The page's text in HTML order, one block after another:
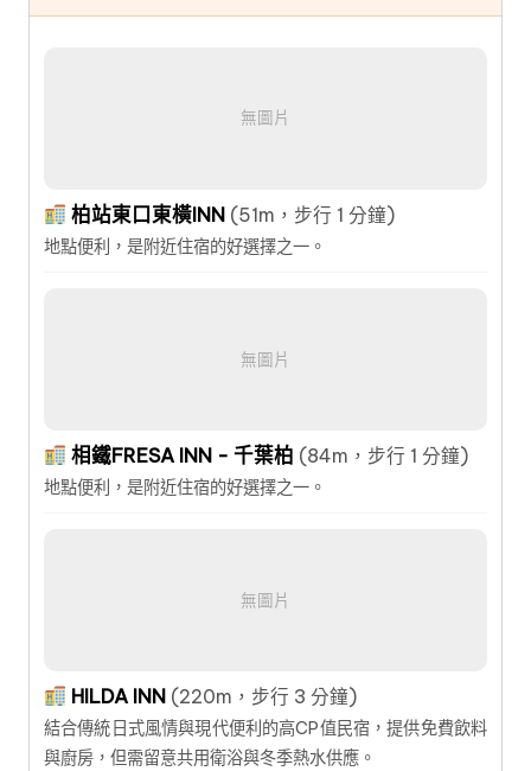
無圖片
柏站東口東橫INN (51m，步行 1 分鐘)
地點便利，是附近住宿的好選擇之一。
無圖片
相鐵FRESA INN - 千葉柏 (84m，步行 1 分鐘)
地點便利，是附近住宿的好選擇之一。
無圖片
HILDA INN (220m，步行 3 分鐘)
結合傳統日式風情與現代便利的高CP值民宿，提供免費飲料
與廚房，但需留意共用衛浴與冬季熱水供應。